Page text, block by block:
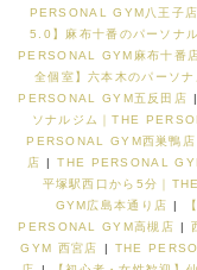
PERSONAL GYM八王子店
5.0】麻布十番のパーソナ
PERSONAL GYM麻布十番
全個室】六本木のパーソ
PERSONAL GYM五反田店
ソナルジム｜THE
PERSONAL GYM西巣鴨店
店
THE PERSONAL
平塚駅西口から5分｜
GYM広島本通り店
PERSONAL GYM高槻店
GYM 西宮店
THE